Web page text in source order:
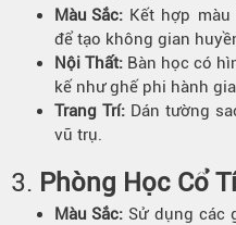
Màu Sắc: Kết hợp
để tạo không gian
Nội Thất: Bàn học có
kế như ghế phi hành
Trang Trí:Dán tường
vũ trụ.
3. Phòng Học Cổ
Màu Sắc: Sử dụng các